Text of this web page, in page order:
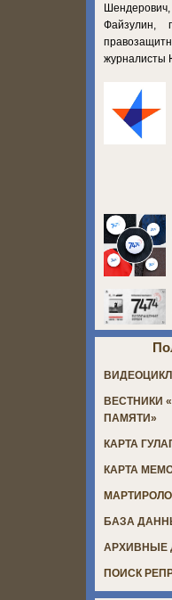
Файзулин,
журналисты
ВЕСТНИКИ
ПАМЯТИ»
КАРТА
КАРТА
БАЗА
АРХИВНЫЕ
ПОИСК